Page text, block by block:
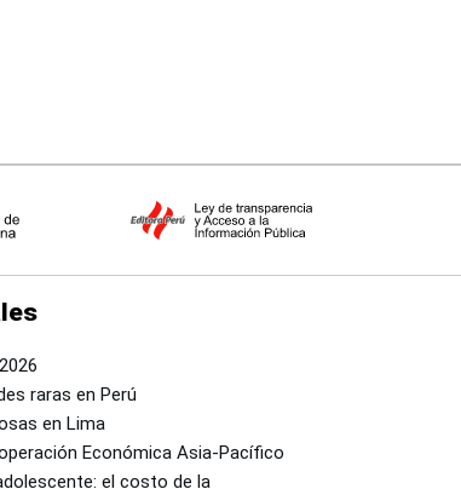
raras en Perú
en Lima
Económica Asia-Pacífico
el costo de la